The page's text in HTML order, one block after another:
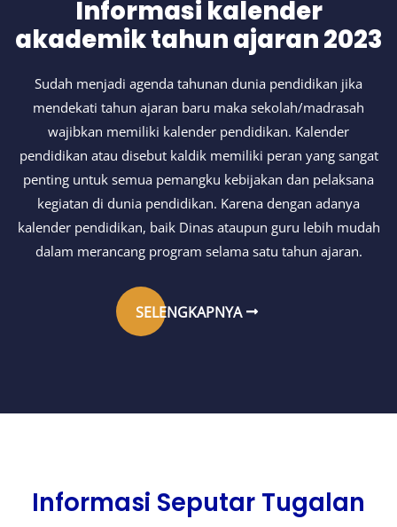
Informasi kalender
akademik tahun ajaran 2023
Sudah menjadi agenda tahunan dunia pendidikan jika
mendekati tahun ajaran baru maka sekolah/madrasah
wajibkan memiliki kalender pendidikan. Kalender
pendidikan atau disebut kaldik memiliki peran yang sangat
penting untuk semua pemangku kebijakan dan pelaksana
kegiatan di dunia pendidikan. Karena dengan adanya
kalender pendidikan, baik Dinas ataupun guru lebih mudah
dalam merancang program selama satu tahun ajaran.
SELENGKAPNYA
Informasi Seputar Tugalan